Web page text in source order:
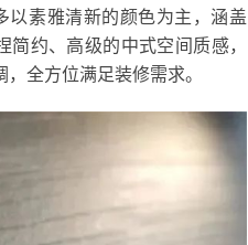
素雅清新的颜色为主，涵盖
简约、高级的中式空间质感，
全方位满足装修需求。